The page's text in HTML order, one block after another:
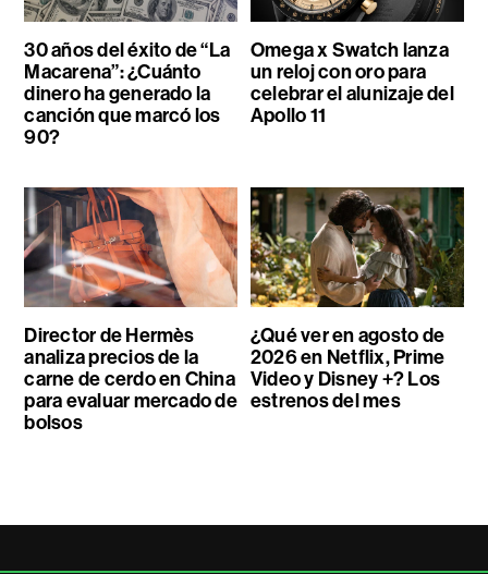
30 años del éxito de “La
Macarena”: ¿Cuánto
dinero ha generado la
canción que marcó los
90?
Omega x Swatch lanza
un reloj con oro para
celebrar el alunizaje del
Apollo 11
Director de Hermès
analiza precios de la
carne de cerdo en China
para evaluar mercado de
bolsos
¿Qué ver en agosto de
2026 en Netflix, Prime
Video y Disney +? Los
estrenos del mes